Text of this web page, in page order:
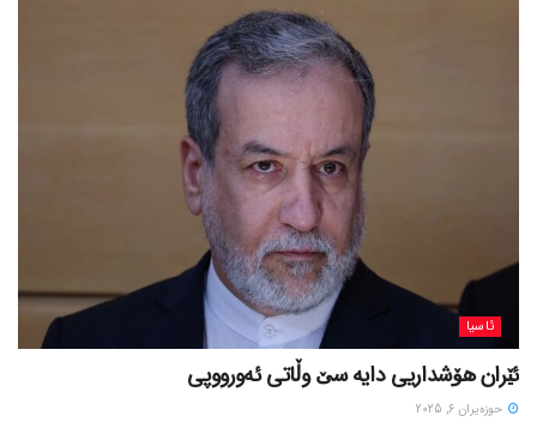
ئاسیا
ئێران هۆشداریی دایە سێ وڵاتی ئەورووپی
حوزه‌یران 6, 2025